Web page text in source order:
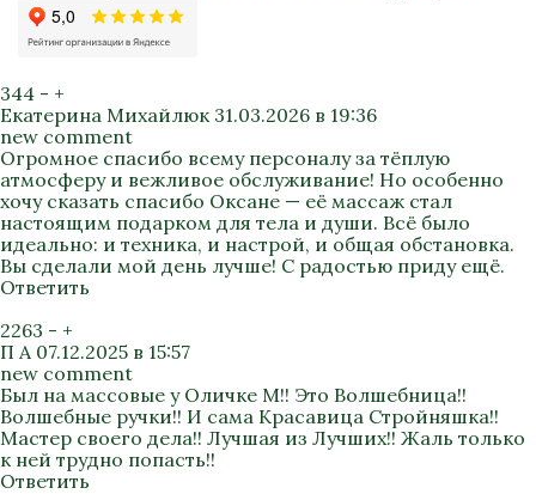
344 - +
Екатерина Михайлюк 31.03.2026 в 19:36
new comment
Огромное спасибо всему персоналу за тёплую
атмосферу и вежливое обслуживание! Но особенно
хочу сказать спасибо Оксане — её массаж стал
настоящим подарком для тела и души. Всё было
идеально: и техника, и настрой, и общая обстановка.
Вы сделали мой день лучше! С радостью приду ещё.
Ответить
2263 - +
П А 07.12.2025 в 15:57
new comment
Был на массовые у Оличке М!! Это Волшебница!!
Волшебные ручки!! И сама Красавица Стройняшка!!
Мастер своего дела!! Лучшая из Лучших!! Жаль только
к ней трудно попасть!!
Ответить